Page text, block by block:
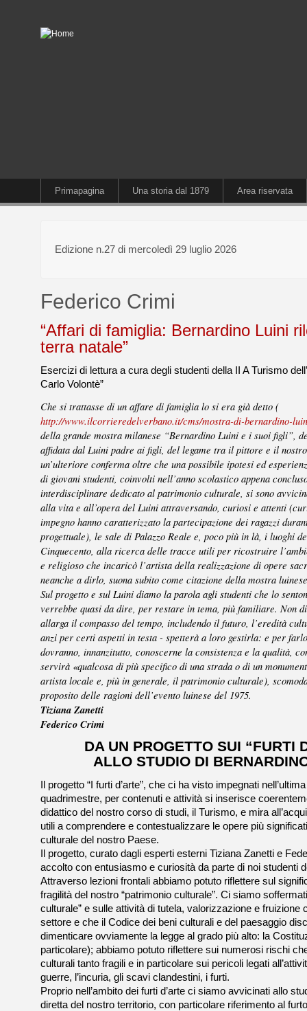
Primapagina Una storia dal 1879 Area riservata
Edizione n.27 di mercoledì 29 luglio 2026
Federico Crimi
“Affari di famiglia: Bernardino Luini
terra natale”
Esercizi di lettura a cura degli studenti della II A Turismo
Carlo Volontè”
Che si trattasse di un affare di famiglia lo si era già detto (
http://www.ilcorrieredelverbano.it/cms/mostra-di-bernardino-
della grande mostra milanese “Bernardino Luini e i suoi figli”,
affidata dal Luini padre ai figli, del legame tra il pittore e il
un’ulteriore conferma oltre che una possibile ipotesi ed
di giovani studenti, coinvolti nell’anno scolastico appena
interdisciplinare dedicato al patrimonio culturale, si sono
alla vita e all’opera del Luini attraversando, curiosi e attenti
impegno hanno caratterizzato la partecipazione dei ragazzi
progettuale), le sale di Palazzo Reale e, poco più in là, i luoghi
Cinquecento, alla ricerca delle tracce utili per ricostruire
e religioso che incaricò l’artista della realizzazione di opere
neanche a dirlo, suona subito come citazione della mostra
Sul progetto e sul Luini diamo la parola agli studenti che lo
verrebbe quasi da dire, per restare in tema, più familiare. Non
allarga il compasso del tempo, includendo il futuro, l’eredità
anzi per certi aspetti in testa - spetterà a loro gestirla: e per
dovranno, innanzitutto, conoscerne la consistenza e la qualità,
servirà «qualcosa di più specifico di una strada o di un
artista locale e, più in generale, il patrimonio culturale),
proposito delle ragioni dell’evento luinese del 1975.
Tiziana Zanetti
Federico Crimi
DA UN PROGETTO SUI “FURTI
ALLO STUDIO DI
Il progetto “I furti d’arte”, che ci ha visto impegnati
quadrimestre, per contenuti e attività si inserisce
didattico del nostro corso di studi, il Turismo, e mira
utili a comprendere e contestualizzare le opere più
culturale del nostro Paese.
Il progetto, curato dagli esperti esterni Tiziana Zanetti e
accolto con entusiasmo e curiosità da parte di noi studenti
Attraverso lezioni frontali abbiamo potuto riflettere sul
fragilità del nostro “patrimonio culturale”. Ci siamo
culturale” e sulle attività di tutela, valorizzazione e fruizione
settore e che il Codice dei beni culturali e del paesaggio
dimenticare ovviamente la legge al grado più alto: la
particolare); abbiamo potuto riflettere sui numerosi rischi
culturali tanto fragili e in particolare sui pericoli legati
guerre, l’incuria, gli scavi clandestini, i furti.
Proprio nell’ambito dei furti d’arte ci siamo avvicinati allo
diretta del nostro territorio, con particolare riferimento al